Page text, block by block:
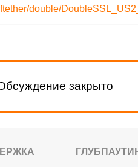
double/
закрыто